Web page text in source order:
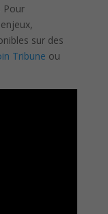
Pour
sur des
Tribune ou